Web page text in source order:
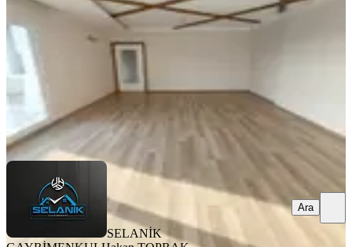
3+1·160 m²·14. Kat·06.08.2026
35.000 ₺
SELANİK GAYRİMENKUL Hakan TOPRAK
Ara
SELANİK
Ara